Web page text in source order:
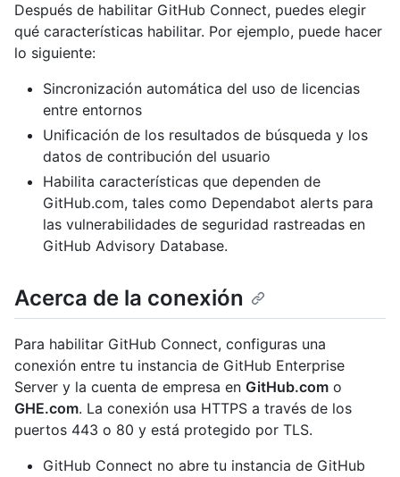
Después de habilitar GitHub Connect, puedes elegir
qué características habilitar. Por ejemplo, puede hacer
lo siguiente:
Sincronización automática del uso de licencias
entre entornos
Unificación de los resultados de búsqueda y los
datos de contribución del usuario
Habilita características que dependen de
GitHub.com, tales como Dependabot alerts para
las vulnerabilidades de seguridad rastreadas en
GitHub Advisory Database.
Acerca de la conexión
Para habilitar GitHub Connect, configuras una
conexión entre tu instancia de GitHub Enterprise
Server y la cuenta de empresa en GitHub.com o
GHE.com. La conexión usa HTTPS a través de los
puertos 443 o 80 y está protegido por TLS.
GitHub Connect no abre tu instancia de GitHub